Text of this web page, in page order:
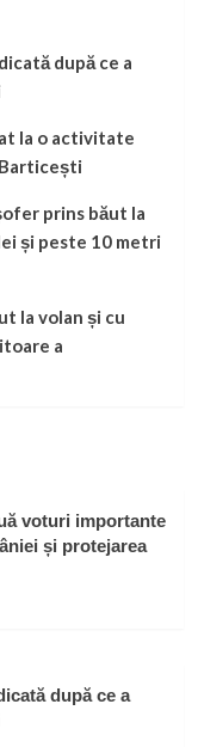
după ce a
la o activitate
prins băut la
și peste 10 metri
la volan și cu
a
voturi importante
și protejarea
după ce a